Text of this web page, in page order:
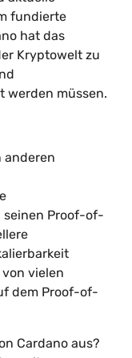
fundierte
hat das
Kryptowelt zu
werden müssen.
anderen
seinen Proof-of-
vielen
dem Proof-of-
Cardano aus?